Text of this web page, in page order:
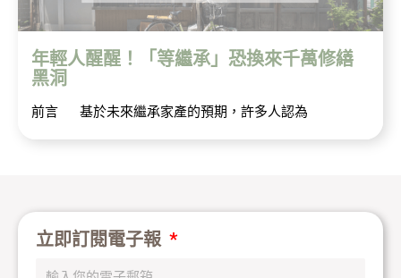
年輕人醒醒！「等繼承」恐換來千萬修繕
黑洞
前言 基於未來繼承家產的預期，許多人認為
立即訂閱電子報